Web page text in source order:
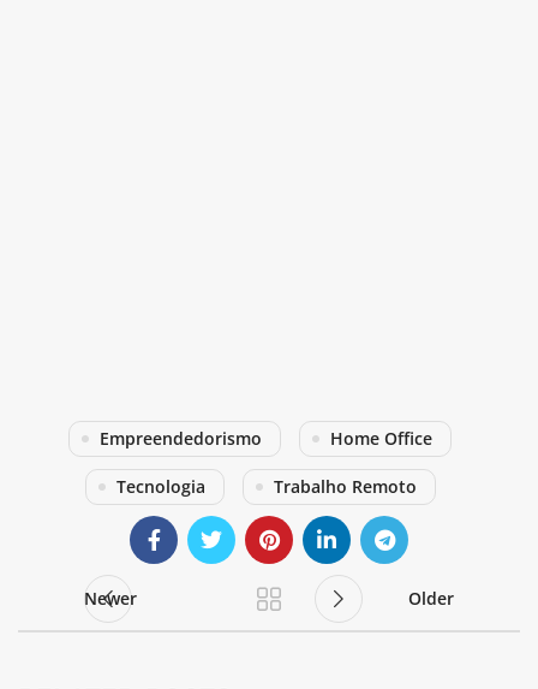
Empreendedorismo Home Office
Tecnologia Trabalho Remoto
Newer Older